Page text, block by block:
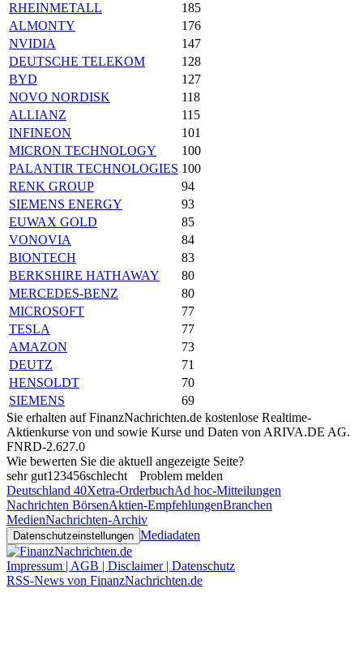
RHEINMETALL
185
ALMONTY
176
NVIDIA
147
DEUTSCHE TELEKOM
128
BYD
127
NOVO NORDISK
118
ALLIANZ
115
INFINEON
101
MICRON TECHNOLOGY
100
PALANTIR TECHNOLOGIES 100
RENK GROUP
94
SIEMENS ENERGY
93
EUWAX GOLD
85
VONOVIA
84
BIONTECH
83
BERKSHIRE HATHAWAY
80
MERCEDES-BENZ
80
MICROSOFT
77
TESLA
77
AMAZON
73
DEUTZ
71
HENSOLDT
70
SIEMENS
69
Sie erhalten auf FinanzNachrichten.de kostenlose Realtime-
Aktienkurse von und sowie Kurse und Daten von ARIVA.DE AG.
FNRD-2.627.0
Wie bewerten Sie die aktuell angezeigte Seite?
sehr gut1 23456schlecht
Problem melden
Deutschland 40Xetra-OrderbuchAd hoc-Mitteilungen
Nachrichten BörsenAktien-EmpfehlungenBranchen
MedienNachrichten-Archiv
Datenschutzeinstellungen Mediadaten
Impressum | AGB | Disclaimer | Datenschutz
RSS-News von FinanzNachrichten.de